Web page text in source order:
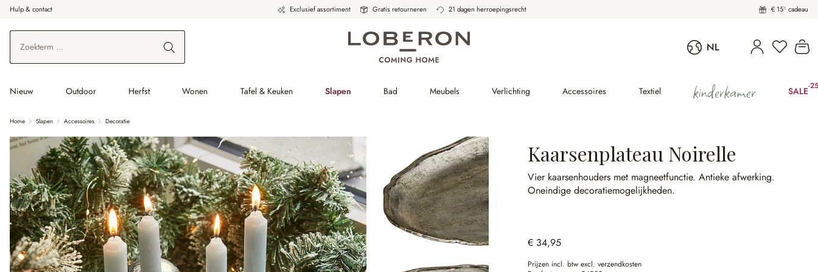
de hoofdinhoud
Ga naar zoeken
Ga naar de hoofdnavigatie
Hulp & contact Exclusief assortiment Gratis retourneren 21 dagen herroepingsrecht € 15¹ cadeau
NL U heeft
Nieuw Outdoor Herfst Wonen Tafel & Keuken Slapen Bad Meubels Verlichting Accessoires Textiel kinderkamer SALE-
Home Slapen Accessoires Decoratie
Kaarsenplateau Noirelle
Vier kaarsenhouders met magneetfunctie.Antieke afwerking.
Oneindige decoratiemogelijkheden.
€ 34,95
Prijzen incl. btw excl. verzendkosten